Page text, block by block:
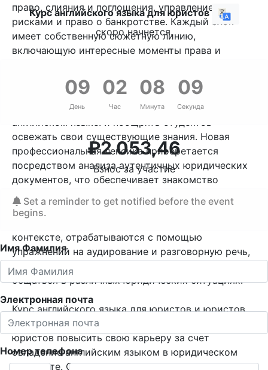
право, слияния и поглощения, управление
рисками и право о банкротстве. Каждый блок
имеет собственную сюжетную линию,
включающую интересные моменты права и
направлен на то, чтобы предоставить опытным
юристам необходимые знания и навыки для
эффективного консультирования клиентов на
английском языке. и поощрять студентов
освежать свои существующие знания. Новая
профессиональная лексика приобретается
посредством анализа аутентичных юридических
документов, что обеспечивает знакомство
студентов со специальной терминологией,
используемой в юридической профессии. Фигуры
контексте, отрабатываются с помощью
упражнений на аудирование и разговорную речь,
что повышает способность студентов эффективно
общаться в различных юридических ситуациях.
Курс английского языка для юристов и юристов
предлагает уникальную возможность для
юристов повысить свою карьеру за счет
овладение английским языком в юридическом
контексте. Он обеспечивает всесторонний и
Курс английского языка для юристов
скоро начнется.
09
День
02
Час
08
Минута
08
Секунда
₽2 053,46
Взнос за участие
Set a reminder to get notified before the event
begins.
Имя Фамилия
Электронная почта
Номер телефона